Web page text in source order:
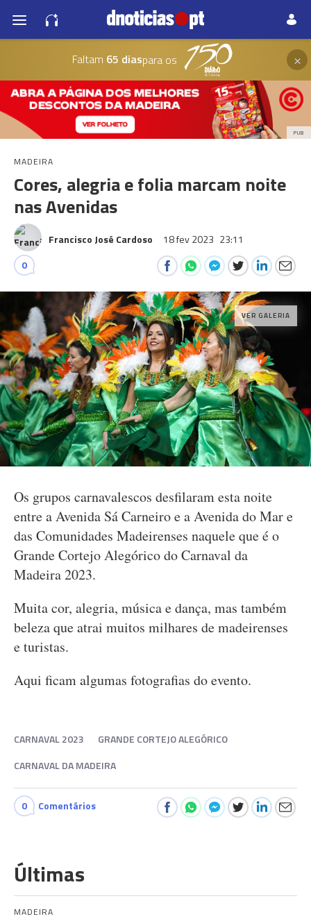
Faltam 65 diaspara os ×
PUB
MADEIRA
Cores, alegria e folia marcam noite
nas Avenidas
Francisco José Cardoso 18 fev 2023 23:11
0
VER GALERIA
Os grupos carnavalescos desfilaram esta noite
entre a Avenida Sá Carneiro e a Avenida do Mar e
das Comunidades Madeirenses naquele que é o
Grande Cortejo Alegórico do Carnaval da
Madeira 2023.
Muita cor, alegria, música e dança, mas também
beleza que atrai muitos milhares de madeirenses
e turistas.
Aqui ficam algumas fotografias do evento.
CARNAVAL 2023
GRANDE CORTEJO ALEGÓRICO
CARNAVAL DA MADEIRA
0 Comentários
Últimas
MADEIRA